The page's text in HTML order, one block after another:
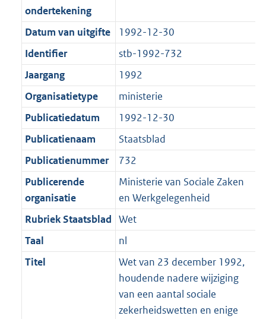
t
i
e
i
f
o
r
m
a
a
t
1
M
b
r
o
o
t
e
:
2
b
g
r
o
t
e
:
K
b
ondertekening
Datum van uitgifte
1992-12-30
Identifier
stb-1992-732
Jaargang
1992
Organisatietype
ministerie
Publicatiedatum
1992-12-30
Publicatienaam
Staatsblad
Publicatienummer
732
Publicerende
organisatie
Ministerie van Sociale Zaken
en Werkgelegenheid
Rubriek Staatsblad Wet
Taal
nl
Titel
Wet van 23 december 1992,
houdende nadere wijziging
van een aantal sociale
zekerheidswetten en enige